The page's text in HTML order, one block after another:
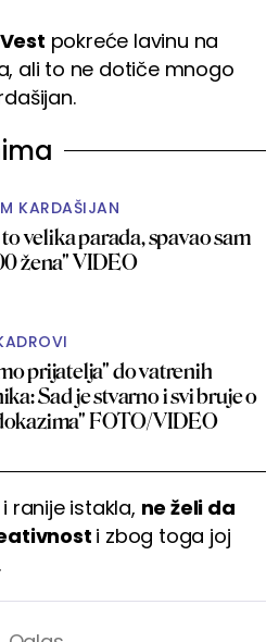
pokreće lavinu na
ali to ne dotiče mnogo
KARDAŠIJAN
velika parada, spavao sam
žena" VIDEO
prijatelja" do vatrenih
Sad je stvarno i svi bruje o
FOTO/VIDEO
ranije istakla, ne želi da
i zbog toga joj